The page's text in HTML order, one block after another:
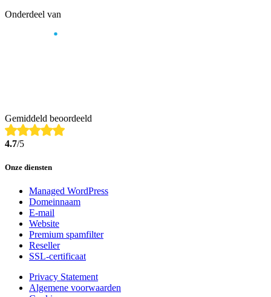
Onderdeel van
Gemiddeld beoordeeld
4.7/5
Onze diensten
Managed WordPress
Domeinnaam
E-mail
Website
Premium spamfilter
Reseller
SSL-certificaat
Privacy Statement
Algemene voorwaarden